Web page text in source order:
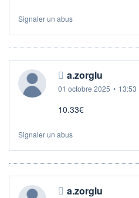
Signaler un abus
a.zorglu
01 octobre 2025 • 13:53
10.33€
Signaler un abus
a.zorglu